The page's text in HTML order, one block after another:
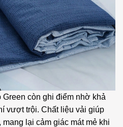
còn ghi điểm nhờ khả
vượt trội. Chất liệu vải giúp
lại cảm giác mát mẻ khi